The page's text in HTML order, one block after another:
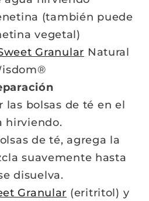
(también puede
vegetal)
Granular Natural
las bolsas de té en el
hirviendo.
de té, agrega la
suavemente hasta
disuelva.
Granular (eritritol) y